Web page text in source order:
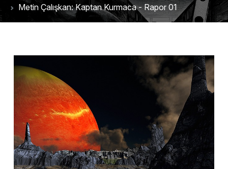
Metin Çalışkan: Kaptan Kurmaca - Rapor 01